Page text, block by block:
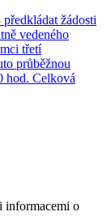
žádosti
vedeného
třetí
průběžnou
hod. Celková
informacemi o